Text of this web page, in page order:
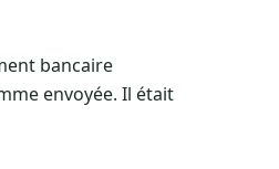
bancaire
envoyée. Il était